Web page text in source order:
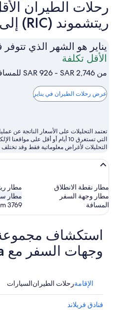
رحلات الطيران
ريتشموند (RIC) إلى سياتل (SEA)
يناير هو الشهر الذي
الأقل تكلفة
هو
الذي
تتوفر
عادةً
رحلات
الطيران
من SAR 926 - SAR 2,746 للمسافر الواحد.
عرض رحلات الطيران في يناير
تعتمد التحليلات على الأسعار الناتجة عن
التحليلات لأغراض معلوماتية فقط وقد تختلف
مطار نقطة الانطلاق
مطار
مطار وجهة السفر
مطار
المسافة
3769
استكشاف
وجهات السفر مع Expedia
الإقامةرحلات الطيرانالسيارات
فنادق فريلاند